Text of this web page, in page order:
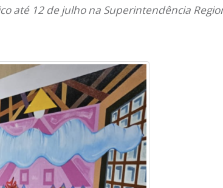
até 12 de julho na Superintendência